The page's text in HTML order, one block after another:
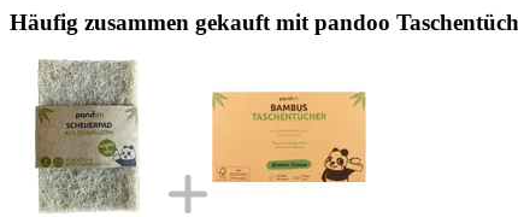
Häufig zusammen gekauft mit pandoo